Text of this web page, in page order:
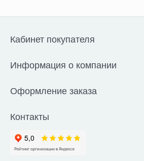
Кабинет покупателя
Информация о компании
Оформление заказа
Контакты